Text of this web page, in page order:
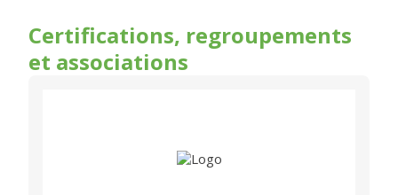
Certifications, regroupements
et associations